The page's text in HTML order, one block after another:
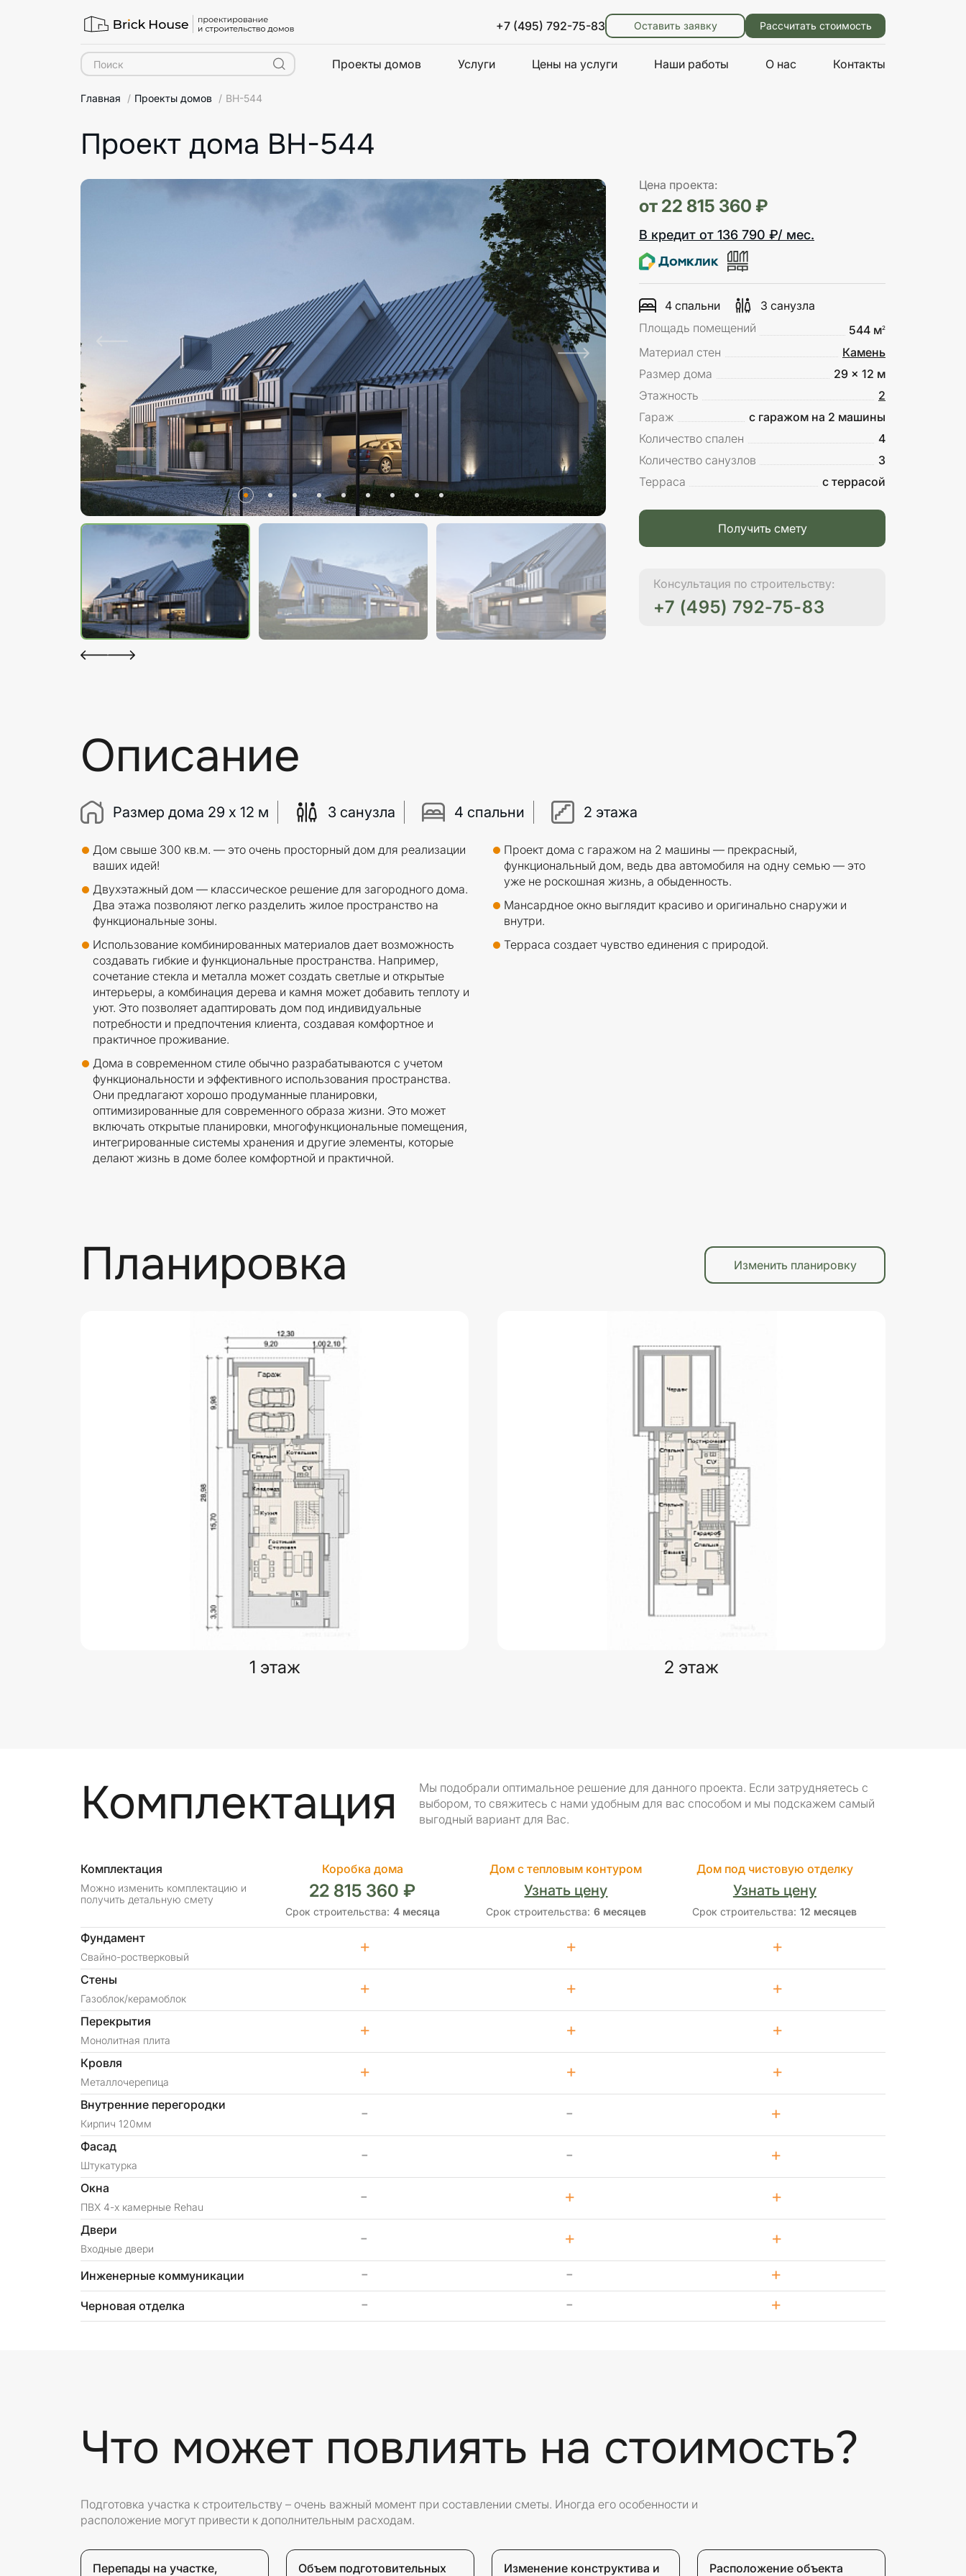
+7 (495) 792-75-83 Оставить заявку Рассчитать стоимость
Проекты домов Услуги Цены на услуги Наши работы О нас Контакты
Главная Проекты домов BH-544
Проект дома BH-544
Цена проекта:
от 22 815 360 ₽
В кредит от 136 790 ₽/ мес.
4 спальни
3 санузла
Площадь помещений
544 м2
Материал стен
Камень
Размер дома
29 x 12 м
Этажность
2
Гараж
с гаражом на 2 машины
Количество спален
4
Количество санузлов
3
Терраса
с террасой
Получить смету
Консультация по строительству:
+7 (495) 792-75-83
Описание
Размер дома 29 x 12 м 3 санузла 4 спальни 2 этажа
Дом свыше 300 кв.м. — это очень просторный дом для реализации
ваших идей!
Двухэтажный дом — классическое решение для загородного дома.
Два этажа позволяют легко разделить жилое пространство на
функциональные зоны.
Использование комбинированных материалов дает возможность
создавать гибкие и функциональные пространства. Например,
сочетание стекла и металла может создать светлые и открытые
интерьеры, а комбинация дерева и камня может добавить теплоту и
уют. Это позволяет адаптировать дом под индивидуальные
потребности и предпочтения клиента, создавая комфортное и
практичное проживание.
Дома в современном стиле обычно разрабатываются с учетом
функциональности и эффективного использования пространства.
Они предлагают хорошо продуманные планировки,
оптимизированные для современного образа жизни. Это может
включать открытые планировки, многофункциональные помещения,
интегрированные системы хранения и другие элементы, которые
делают жизнь в доме более комфортной и практичной.
Проект дома с гаражом на 2 машины — прекрасный,
функциональный дом, ведь два автомобиля на одну семью — это
уже не роскошная жизнь, а обыденность.
Мансардное окно выглядит красиво и оригинально снаружи и
внутри.
Терраса создает чувство единения с природой.
Планировка Изменить планировку
1 этаж 2 этаж
Комплектация
Мы подобрали оптимальное решение для данного проекта. Если затрудняетесь с
выбором, то свяжитесь с нами удобным для вас способом и мы подскажем самый
выгодный вариант для Вас.
Комплектация
Можно изменить комплектацию и
получить детальную смету
Коробка дома
22 815 360 ₽
Срок строительства: 4 месяца
Дом с тепловым контуром
Узнать цену
Срок строительства: 6 месяцев
Дом под чистовую отделку
Узнать цену
Срок строительства: 12 месяцев
Фундамент
Свайно-ростверковый + + +
Стены
Газоблок/керамоблок + + +
Перекрытия
Монолитная плита + + +
Кровля
Металлочерепица + + +
Внутренние перегородки
Кирпич 120мм - - +
Фасад
Штукатурка - - +
Окна
ПВХ 4-х камерные Rehau - + +
Двери
Входные двери - + +
Инженерные коммуникации - - +
Черновая отделка - - +
Что может повлиять на стоимость?
Подготовка участка к строительству – очень важный момент при составлении сметы. Иногда его особенности и
расположение могут привести к дополнительным расходам.
Перепады на участке,
Объем подготовительных
Изменение конструктива и
Расположение объекта